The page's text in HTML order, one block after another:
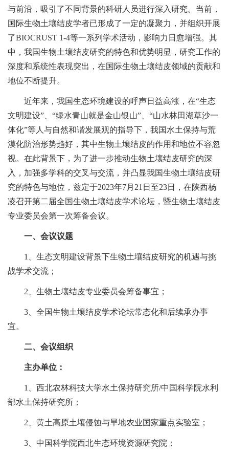
与前沿，吸引了不同背景的科研人员进行深入研究。当前，
国际生物土壤结皮学者已形成了一定的凝聚力，并组织开展
了BIOCRUST 1-4等一系列学术活动，影响力日愈增强。其
中，我国生物土壤结皮研究的特色和优势明显，研究工作的
深度和系统性表现突出，在国际生物土壤结皮领域的贡献和
地位不断提升。
近年来，我国生态环境建设的呼声日益高涨，在“生态
文明建设”、“绿水青山就是金山银山”、“山水林田湖草沙一
体化”等人与自然和谐发展观的指导下，我国水土保持与荒
漠化防治形势趋好，其中生物土壤结皮的作用和地位不容忽
视。在此背景下，为了进一步推动生物土壤结皮研究的深
入，加强多学科的交叉与交流，并凸显我国生物土壤结皮研
究的特色与地位，兹定于2023年7月21日至23日，在陕西杨
凌召开第二届全国生物土壤结皮学术论坛，暨生物土壤结皮
专业委员会第一次筹备会议。
一、会议议题
1、生态文明建设背景下生物土壤结皮研究的机遇与挑
战学术交流；
2、生物土壤结皮专业委员会筹备事宜；
3、全国生物土壤结皮学术论坛常态化和后续承办事
宜。
二、会议组织
主办单位：
1、西北农林科技大学水土保持研究所/中国科学院水利
部水土保持研究所；
2、黄土高原土壤侵蚀与旱地农业国家重点实验室；
3、中国科学院西北生态环境资源研究院；